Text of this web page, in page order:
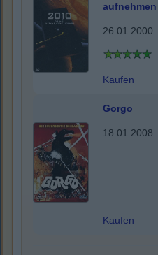
aufnehmen
26.01.2000
Kaufen
Gorgo
18.01.2008
Kaufen